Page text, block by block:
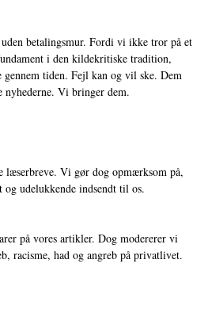
betalingsmur. Fordi vi ikke tror på et
i den kildekritiske tradition,
tiden. Fejl kan og vil ske. Dem
Vi bringer dem.
læserbreve. Vi gør dog opmærksom på,
udelukkende indsendt til os.
på vores artikler. Dog modererer vi
racisme, had og angreb på privatlivet.